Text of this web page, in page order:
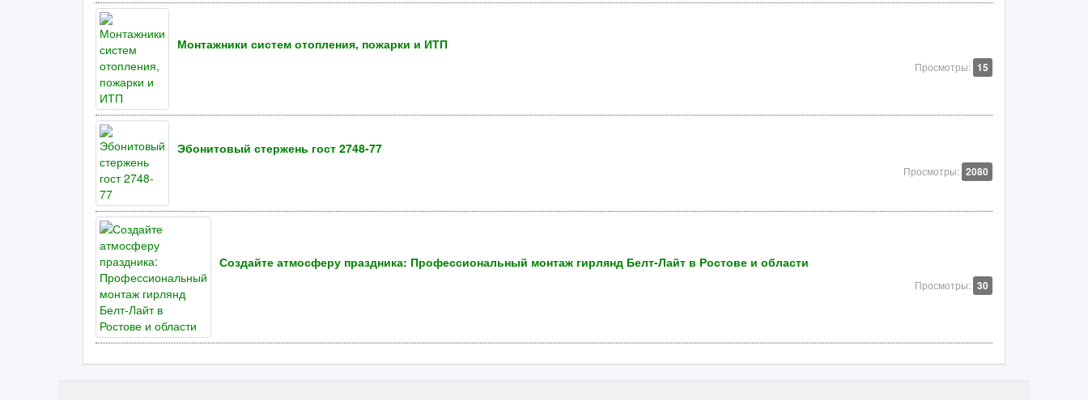
Монтажники систем отопления, пожарки и ИТП
Просмотры: 15
Эбонитовый стержень гост 2748-77
Просмотры: 2080
Создайте атмосферу праздника: Профессиональный монтаж гирлянд Белт-Лайт в Ростове и области
Просмотры: 30